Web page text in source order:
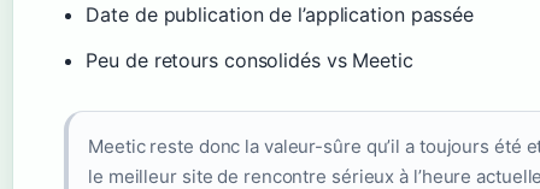
Date de publication de l’application passée
Peu de retours consolidés vs Meetic
Meetic reste donc la valeur-sûre qu’il a toujours été
le meilleur site de rencontre sérieux à l’heure